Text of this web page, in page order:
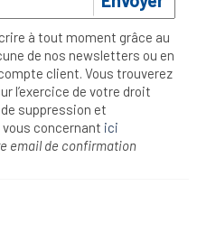
à tout moment grâce au
de nos newsletters ou en
client. Vous trouverez
l’exercice de votre droit
suppression et
concernant ici
email de confirmation